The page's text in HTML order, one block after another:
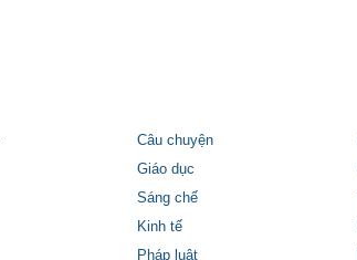
Câu chuyện
Giáo dục
Sáng chế
Kinh tế
Pháp luật